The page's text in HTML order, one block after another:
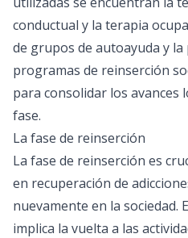
conductual y la terapia
de grupos de autoayuda y
programas de reinserción
para consolidar los avances
fase.
La fase de reinserción
La fase de reinserción es
en recuperación de
nuevamente en la sociedad.
implica la vuelta a las